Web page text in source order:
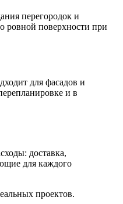
перегородок и
ровной поверхности при
для фасадов и
и в
доставка,
для каждого
проектов.